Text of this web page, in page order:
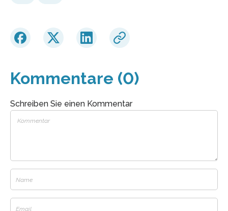
Kommentare (0)
Schreiben Sie einen Kommentar